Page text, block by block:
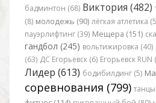
бадминтон (68) Виктория (482)
(8) молодежь (90) лёгкая атлетика
пауэрлифтинг (39) Мещера (151)
гандбол (245) вольтижировка (40)
(63) ДС Егорьевск (6) Егорьевск RUN
Лидер (613) бодибилдинг (5)
соревнования (799)